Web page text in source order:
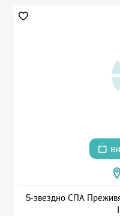
5-звездно СПА